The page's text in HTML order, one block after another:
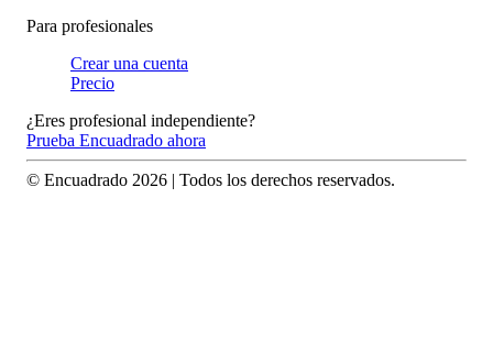
Para profesionales
Crear una cuenta
Precio
¿Eres profesional independiente?
Prueba Encuadrado ahora
© Encuadrado 2026 | Todos los derechos reservados.